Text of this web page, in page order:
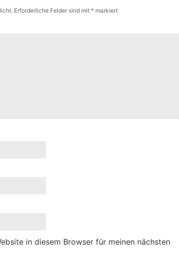
Erforderliche Felder sind mit * markiert
in diesem Browser für meinen nächsten